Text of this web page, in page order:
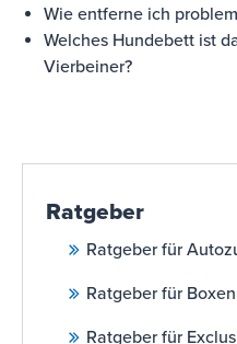
Ratgeber
Ratgeber für
Ratgeber für Boxen
Ratgeber für
Wie entferne ich
Welches Hundebett ist
Vierbeiner?